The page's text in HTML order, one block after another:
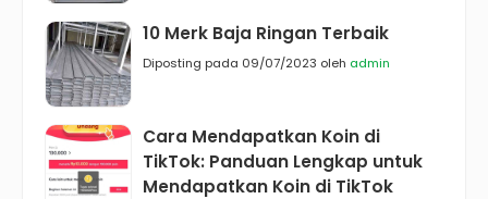
10 Merk Baja Ringan Terbaik
Diposting pada 09/07/2023 oleh admin
Cara Mendapatkan Koin di
TikTok: Panduan Lengkap untuk
Mendapatkan Koin di TikTok